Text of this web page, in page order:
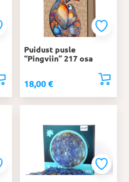
Puidust pusle
“Pingviin” 217 osa
18,00€